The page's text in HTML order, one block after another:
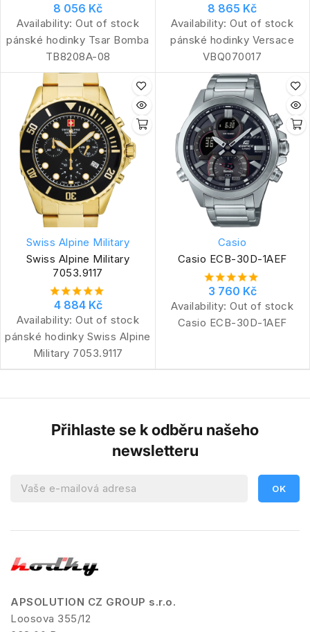
8 056 Kč
Availability: Out of stock
pánské hodinky Tsar Bomba
TB8208A-08
8 865 Kč
Availability: Out of stock
pánské hodinky Versace
VBQ070017
Swiss Alpine Military
Swiss Alpine Military
7053.9117
4 884 Kč
Availability: Out of stock
pánské hodinky Swiss Alpine
Military 7053.9117
Casio
Casio ECB-30D-1AEF
3 760 Kč
Availability: Out of stock
Casio ECB-30D-1AEF
Přihlaste se k odběru našeho
newsletteru
APSOLUTION CZ GROUP s.r.o.
Loosova 355/12